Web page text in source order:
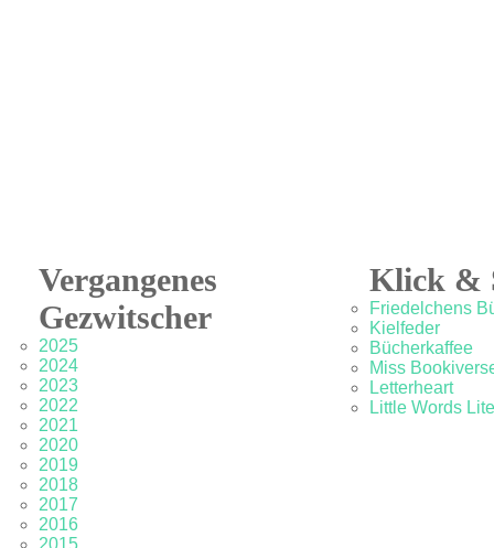
Vergangenes
Gezwitscher
2025
2024
2023
2022
2021
2020
2019
2018
2017
2016
2015
Klick &
Friedelchens
Kielfeder
Bücherkaffee
Miss
Letterheart
Little Words